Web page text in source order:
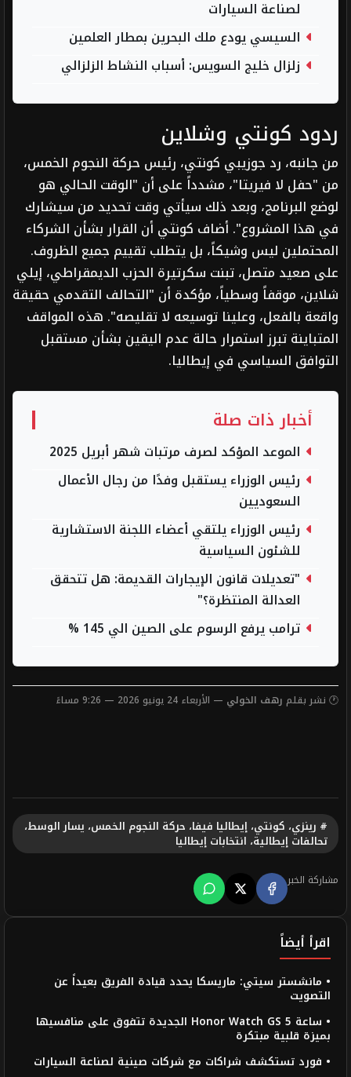
لصناعة السيارات
السيسي يودع ملك البحرين بمطار العلمين
زلزال خليج السويس: أسباب النشاط الزلزالي
ردود كونتي وشلاين
من جانبه، رد جوزيبي كونتي، رئيس حركة النجوم الخمس،
من "حفل لا فيريتا"، مشدداً على أن "الوقت الحالي هو
لوضع البرنامج، وبعد ذلك سيأتي وقت تحديد من سيشارك
في هذا المشروع". أضاف كونتي أن القرار بشأن الشركاء
المحتملين ليس وشيكاً، بل يتطلب تقييم جميع الظروف.
على صعيد متصل، تبنت سكرتيرة الحزب الديمقراطي، إيلي
شلاين، موقفاً وسطياً، مؤكدة أن "التحالف التقدمي حقيقة
واقعة بالفعل، وعلينا توسيعه لا تقليصه". هذه المواقف
المتباينة تبرز استمرار حالة عدم اليقين بشأن مستقبل
التوافق السياسي في إيطاليا.
أخبار ذات صلة
الموعد المؤكد لصرف مرتبات شهر أبريل 2025
رئيس الوزراء يستقبل وفدًا من رجال الأعمال
السعوديين
رئيس الوزراء يلتقي أعضاء اللجنة الاستشارية
للشئون السياسية
"تعديلات قانون الإيجارات القديمة: هل تتحقق
العدالة المنتظرة؟"
ترامب يرفع الرسوم على الصين الي 145 %
🕐 نشر بقلم رهف الخولي — الأربعاء 24 يونيو 2026 — 9:26 مساءً
# رينزي، كونتي، إيطاليا فيفا، حركة النجوم الخمس، يسار الوسط،
تحالفات إيطالية، انتخابات إيطاليا
مشاركة الخبر
اقرأ أيضاً
• مانشستر سيتي: ماريسكا يحدد قيادة الفريق بعيداً عن
التصويت
• ساعة Honor Watch GS 5 الجديدة تتفوق على منافسيها
بميزة قلبية مبتكرة
• فورد تستكشف شراكات مع شركات صينية لصناعة السيارات